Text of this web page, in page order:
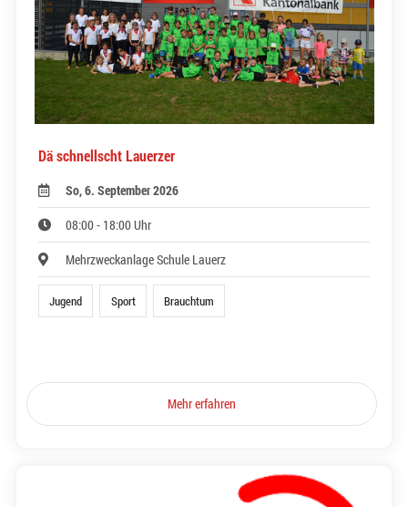
Dä schnellscht Lauerzer
So, 6. September 2026
08:00 - 18:00 Uhr
Mehrzweckanlage Schule Lauerz
Jugend Sport Brauchtum
Mehr erfahren